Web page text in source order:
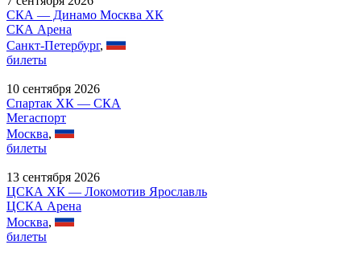
СКА — Динамо Москва ХК
СКА Арена
Санкт-Петербург,
билеты
10 сентября 2026
Спартак ХК — СКА
Мегаспорт
Москва,
билеты
13 сентября 2026
ЦСКА ХК — Локомотив Ярославль
ЦСКА Арена
Москва,
билеты